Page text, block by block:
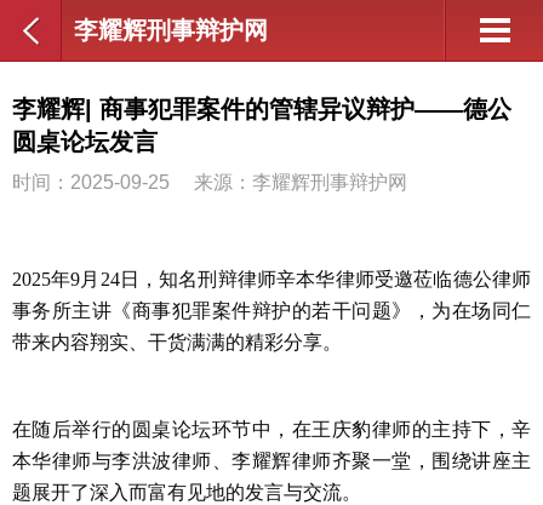
李耀辉刑事辩护网
李耀辉| 商事犯罪案件的管辖异议辩护——德公
圆桌论坛发言
时间：2025-09-25 来源：李耀辉刑事辩护网
2025年9月 24日，知名刑辩律师辛本华律师受邀莅临德公律师
事务所主讲《商事犯罪案件辩护的若干问题》，为在场同仁
带来内容翔实、干货满满的精彩分享。
在随后举行的圆桌论坛环节中，在王庆豹律师的主持下，辛
本华律师与李洪波律师、李耀辉律师齐聚一堂，围绕讲座主
题展开了深入而富有见地的发言与交流。